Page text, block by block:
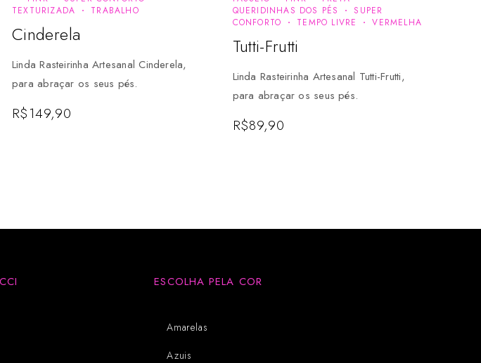
TEXTURIZADA
TRABALHO
Cinderela
Linda Rasteirinha Artesanal Cinderela,
para abraçar os seus pés.
R$149,90
QUERIDINHAS DOS PÉS
SUPER
CONFORTO
TEMPO LIVRE VERMELHA
Tutti-Frutti
Linda Rasteirinha Artesanal Tutti-Frutti,
para abraçar os seus pés.
R$89,90
ESCOLHA PELA COR
Amarelas
Azuis